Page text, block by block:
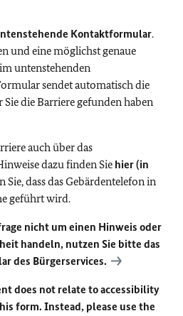
Kontaktformular.
und eine möglichst genaue
untenstehenden
sendet automatisch die
Sie die Barriere gefunden haben
auch über das
dazu finden Sie hier (in
Sie, dass das Gebärdentelefon in
geführt wird.
nicht um einen Hinweis oder
handeln, nutzen Sie bitte das
des Bürgerservices.
does not relate to accessibility
form. Instead, please use the